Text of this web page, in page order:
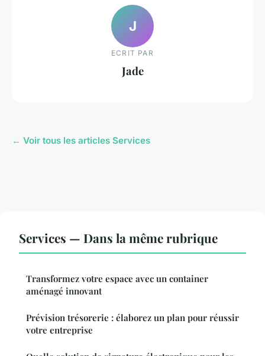
J
ECRIT PAR
Jade
← Voir tous les articles Services
Services — Dans la même rubrique
Transformez votre espace avec un container
aménagé innovant
Prévision trésorerie : élaborez un plan pour réussir
votre entreprise